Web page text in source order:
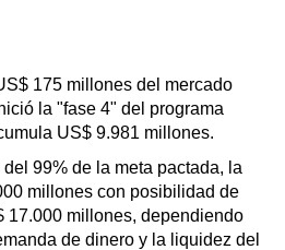
175 millones del mercado
la "fase 4" del programa
US$ 9.981 millones.
99% de la meta pactada, la
millones con posibilidad de
17.000 millones, dependiendo
de dinero y la liquidez del